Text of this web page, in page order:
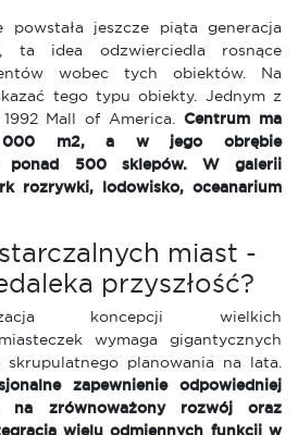
jeszcze piąta generacja
ta idea odzwierciedla rosnące
wobec tych obiektów. Na
tego typu obiekty. Jednym z
Mall of America.Centrum ma
000 m2, a w jego obrębie
ponad 500 sklepów. W galerii
rozrywki, lodowisko, oceanarium
miast -
przyszłość?
koncepcji wielkich
wymaga gigantycznych
planowania na lata.
zapewnienie odpowiedniej
na zrównoważony rozwój oraz
wielu odmiennych funkcji w